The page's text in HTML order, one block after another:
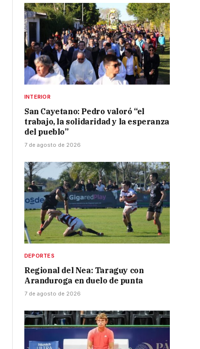
INTERIOR
San Cayetano: Pedro valoró “el
trabajo, la solidaridad y la esperanza
del pueblo”
7 de agosto de 2026
DEPORTES
Regional del Nea: Taraguy con
Aranduroga en duelo de punta
7 de agosto de 2026